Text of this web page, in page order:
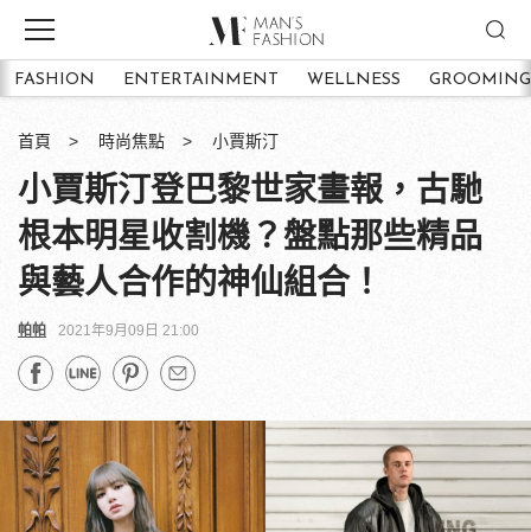
FASHION ENTERTAINMENT WELLNESS GROOMING
首頁 時尚焦點 小賈斯汀
小賈斯汀登巴黎世家畫報，古馳
根本明星收割機？盤點那些精品
與藝人合作的神仙組合！
帕帕 2021年9月09日 21:00